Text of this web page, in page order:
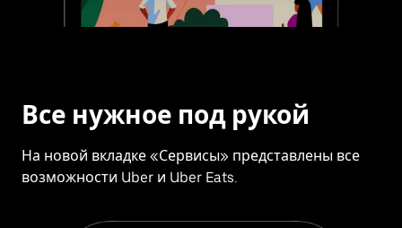
Все нужное под рукой
На новой вкладке «Сервисы» представлены все
возможности Uber и Uber Eats.